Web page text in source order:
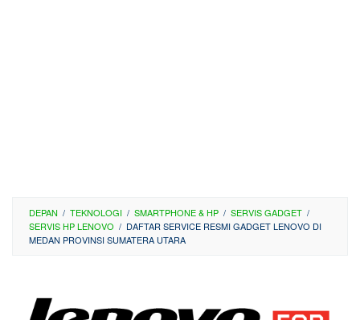
DEPAN / TEKNOLOGI / SMARTPHONE & HP / SERVIS GADGET /
SERVIS HP LENOVO / DAFTAR SERVICE RESMI GADGET LENOVO DI
MEDAN PROVINSI SUMATERA UTARA